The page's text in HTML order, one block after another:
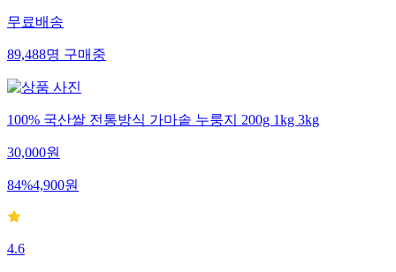
무료배송
89,488명 구매중
100% 국산쌀 전통방식 가마솥 누룽지 200g 1kg 3kg
30,000원
84%4,900원
4.6